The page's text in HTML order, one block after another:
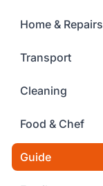
Home & Repairs
Transport
Cleaning
Food & Chef
Guide